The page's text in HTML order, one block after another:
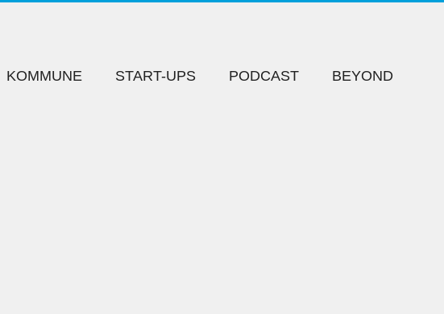
KOMMUNE START-UPS PODCAST BEYOND